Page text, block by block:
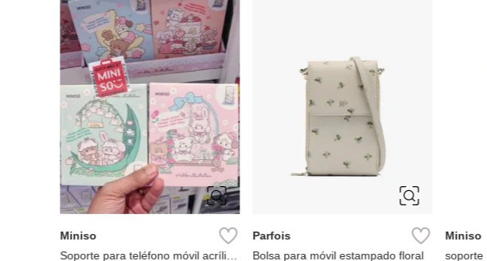
Miniso
Soporte para teléfono móvil acrílico
Parfois
Bolsa para móvil estampado floral
Miniso
soporte